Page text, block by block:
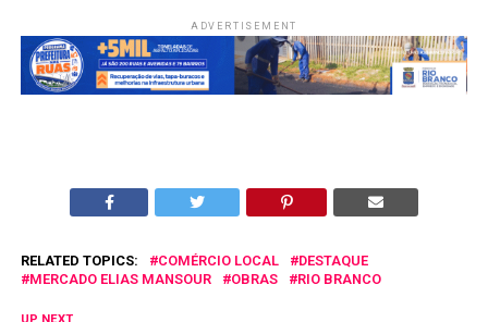
ADVERTISEMENT
RELATED TOPICS: COMÉRCIO LOCAL
DESTAQUE
MERCADO ELIAS MANSOUR
OBRAS RIO BRANCO
UP NEXT